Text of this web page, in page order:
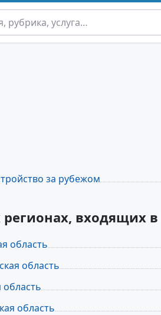
за рубежом
регионах,
область
область
область
область